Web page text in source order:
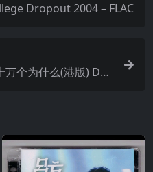
Dropout 2004 – FLAC
个为什么(港版) DS